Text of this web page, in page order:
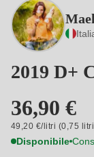
2019 D+
36,90 €
49,20 €/litri (0,75
Disponibile